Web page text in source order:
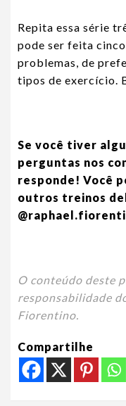
Repita essa série
pode ser feita cinco
problemas, de
tipos de exercício.
Se você tiver
perguntas nos
responde! Você
outros treinos
O conteúdo deste
responsabilidade
Fiorentino.
Compartilhe